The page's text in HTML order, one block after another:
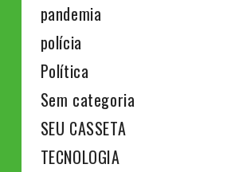
pandemia
polícia
Política
Sem categoria
SEU CASSETA
TECNOLOGIA